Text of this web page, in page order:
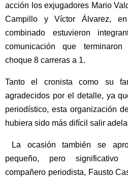
acción los exjugadores Mario
Campillo y Víctor Álvarez,
combinado estuvieron
comunicación que
choque 8 carreras a 1.
Tanto el cronista como su
agradecidos por el detalle, ya
periodístico, esta organización
hubiera sido más difícil salir
La ocasión también se
pequeño, pero significativo
compañero periodista, Fausto